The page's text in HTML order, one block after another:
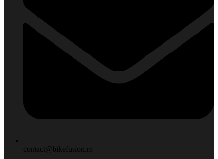
contact@bikefusion.ro